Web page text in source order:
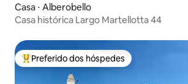
Casa ⋅ Alberobello
Casa histórica Largo Martellotta 44
Entre os melhores preferidos dos hóspedes
Preferido dos hóspedes